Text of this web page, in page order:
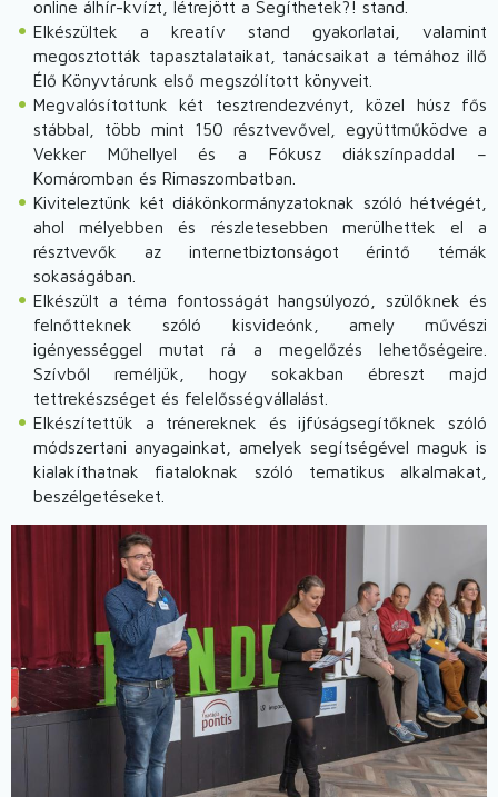
online álhír-kvízt, létrejött a Segíthetek?! stand.
Elkészültek a kreatív stand gyakorlatai, valamint
megosztották tapasztalataikat, tanácsaikat a témához illő
Élő Könyvtárunk első megszólított könyveit.
Megvalósítottunk két tesztrendezvényt, közel húsz fős
stábbal, több mint 150 résztvevővel, együttműködve a
Vekker Műhellyel és a Fókusz diákszínpaddal –
Komáromban és Rimaszombatban.
Kiviteleztünk két diákönkormányzatoknak szóló hétvégét,
ahol mélyebben és részletesebben merülhettek el a
résztvevők az internetbiztonságot érintő témák
sokaságában.
Elkészült a téma fontosságát hangsúlyozó, szülőknek és
felnőtteknek szóló kisvideónk, amely művészi
igényességgel mutat rá a megelőzés lehetőségeire.
Szívből reméljük, hogy sokakban ébreszt majd
tettrekészséget és felelősségvállalást.
Elkészítettük a trénereknek és ijfúságsegítőknek szóló
módszertani anyagainkat, amelyek segítségével maguk is
kialakíthatnak fiataloknak szóló tematikus alkalmakat,
beszélgetéseket.